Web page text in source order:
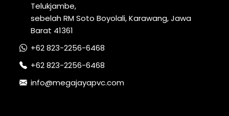
Telukjambe,
sebelah RM Soto Boyolali, Karawang, Jawa
Barat 41361
+62 823-2256-6468
+62 823-2256-6468
info@megajayapvc.com